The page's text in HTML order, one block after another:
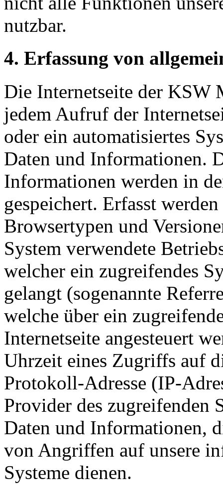
nutzbar.
4. Erfassung von
Die Internetseite der KSW
jedem Aufruf der
oder ein automatisiertes
Daten und Informationen.
Informationen werden in
gespeichert. Erfasst
Browsertypen und
System verwendete
welcher ein zugreifendes
gelangt (sogenannte
welche über ein
Internetseite angesteuert
Uhrzeit eines Zugriffs auf
Protokoll-Adresse (IP-
Provider des zugreifenden
Daten und Informationen,
von Angriffen auf unsere
Systeme dienen.